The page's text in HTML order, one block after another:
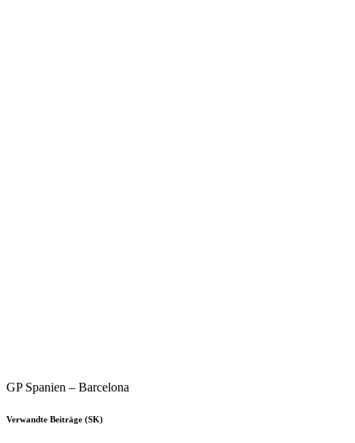
GP Spanien – Barcelona
Verwandte Beiträge (SK)